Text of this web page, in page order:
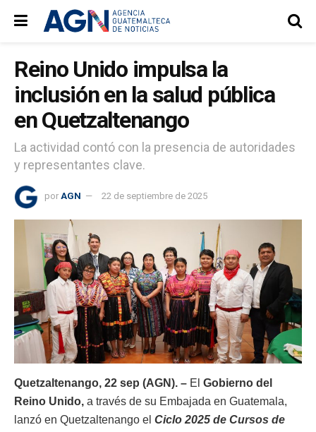
Reino Unido impulsa la
inclusión en la salud pública
en Quetzaltenango
La actividad contó con la presencia de autoridades
y representantes clave.
por AGN 22 de septiembre de 2025
Quetzaltenango, 22 sep (AGN). – El Gobierno del
Reino Unido, a través de su Embajada en Guatemala,
lanzó en Quetzaltenango el Ciclo 2025 de Cursos de